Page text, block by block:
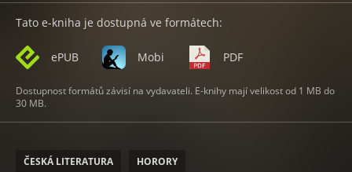
Tato e-kniha je dostupná ve formátech:
ePUB Mobi PDF
Dostupnost formátů závisí na vydavateli. E-knihy mají velikost od 1 MB do
30 MB.
ČESKÁ LITERATURA HORORY